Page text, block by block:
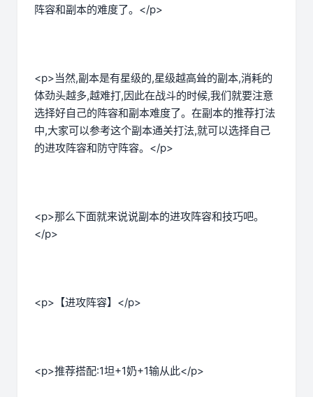
阵容和副本的难度了。</p>
<p>当然,副本是有星级的,星级越高耸的副本,消耗的
体劲头越多,越难打,因此在战斗的时候,我们就要注意
选择好自己的阵容和副本难度了。在副本的推荐打法
中,大家可以参考这个副本通关打法,就可以选择自己
的进攻阵容和防守阵容。</p>
<p>那么下面就来说说副本的进攻阵容和技巧吧。
</p>
<p>【进攻阵容】</p>
<p>推荐搭配:1坦+1奶+1输从此</p>